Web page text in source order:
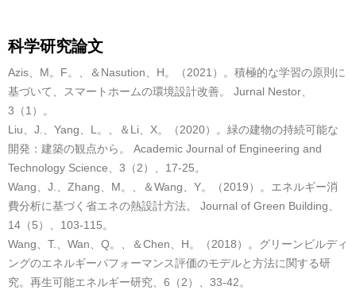
科学研究論文
Azis、M。F。、＆Nasution、H。（2021）。積極的な学習の原則に
基づいて、スマートホームの環境設計改善。 Jurnal Nestor、
3（1）。
Liu、J.、Yang、L。、＆Li、X。（2020）。緑の建物の持続可能な
開発：建築の観点から。 Academic Journal of Engineering and
Technology Science、3（2）、17-25。
Wang、J.、Zhang、M。、＆Wang、Y。（2019）。エネルギー消
費分析に基づく省エネの熱設計方法。 Journal of Green Building、
14（5）、103-115。
Wang、T.、Wan、Q。、＆Chen、H。（2018）。グリーンビルディ
ングのエネルギーパフォーマンス評価のモデルと方法に関する研
究。再生可能エネルギー研究、6（2）、33-42。